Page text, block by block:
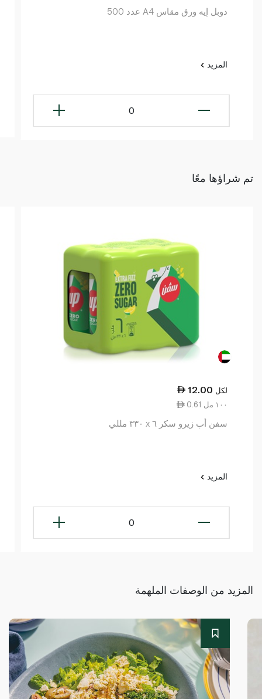
دوبل إيه ورق مقاس A4 عدد 500
المزيد
0
تم شراؤها معًا
12.00 لكل
0.61 ١٠٠ مل
سفن أب زيرو سكر ٦ x ٣٣٠ مللي
المزيد
0
المزيد من الوصفات الملهمة